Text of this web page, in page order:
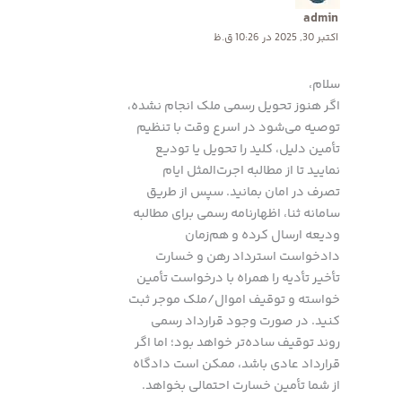
admin
اکتبر 30, 2025 در 10:26 ق.ظ
سلام،
اگر هنوز تحویل رسمی ملک انجام نشده،
توصیه می‌شود در اسرع وقت با تنظیم
تأمین دلیل، کلید را تحویل یا تودیع
نمایید تا از مطالبه اجرت‌المثل ایام
تصرف در امان بمانید. سپس از طریق
سامانه ثنا، اظهارنامه رسمی برای مطالبه
ودیعه ارسال کرده و هم‌زمان
دادخواست استرداد رهن و خسارت
تأخیر تأدیه را همراه با درخواست تأمین
خواسته و توقیف اموال/ملک موجر ثبت
کنید. در صورت وجود قرارداد رسمی
روند توقیف ساده‌تر خواهد بود؛ اما اگر
قرارداد عادی باشد، ممکن است دادگاه
از شما تأمین خسارت احتمالی بخواهد.